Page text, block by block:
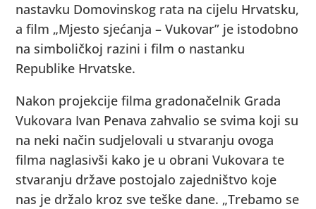
nastavku Domovinskog rata na cijelu Hrvatsku,
a film „Mjesto sjećanja – Vukovar” je istodobno
na simboličkoj razini i film o nastanku
Republike Hrvatske.
Nakon projekcije filma gradonačelnik Grada
Vukovara Ivan Penava zahvalio se svima koji su
na neki način sudjelovali u stvaranju ovoga
filma naglasivši kako je u obrani Vukovara te
stvaranju države postojalo zajedništvo koje
nas je držalo kroz sve teške dane. „Trebamo se